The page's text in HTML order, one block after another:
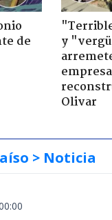
de
y
Olivar
> Noticia